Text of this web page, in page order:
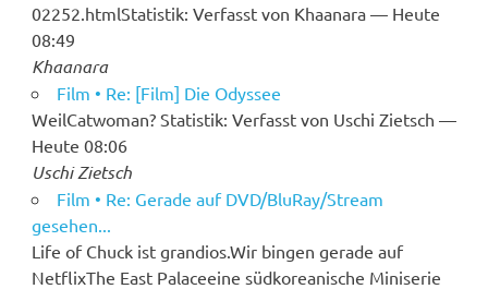
02252.htmlStatistik: Verfasst von Khaanara — Heute
08:49
Khaanara
Film • Re: [Film] Die Odyssee
WeilCatwoman? Statistik: Verfasst von Uschi Zietsch —
Heute 08:06
Uschi Zietsch
Film • Re: Gerade auf DVD/BluRay/Stream
gesehen...
Life of Chuck ist grandios.Wir bingen gerade auf
NetflixThe East Palaceeine südkoreanische Miniserie